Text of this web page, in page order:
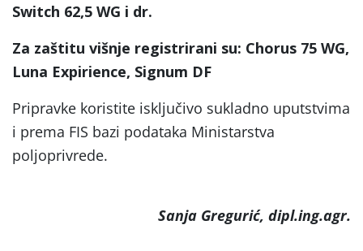
Switch 62,5 WG i dr.
Za zaštitu višnje registrirani su: Chorus 75 WG,
Luna Expirience, Signum DF
Pripravke koristite isključivo sukladno uputstvima
i prema FIS bazi podataka Ministarstva
poljoprivrede.
Sanja Gregurić, dipl.ing.agr.